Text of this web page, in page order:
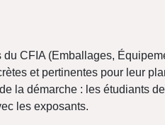
CFIA (Emballages,
et pertinentes pour leur
la démarche : les étudiants
les exposants.